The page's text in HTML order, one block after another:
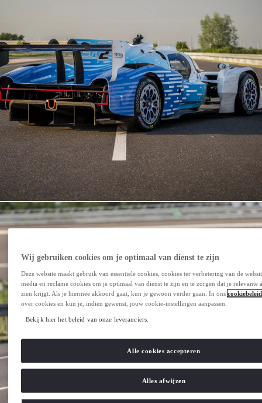
Wij gebruiken cookies om je optimaal van dienst te zijn
Deze website maakt gebruik van essentiële cookies, cookies ter verbetering van de
media en reclame cookies om je optimaal van dienst te zijn en te zorgen dat je relevante
zien krijgt. Als je hiermee akkoord gaat, kun je gewoon verder gaan. In ons cookiebeleid
over cookies en kun je, indien gewenst, jouw cookie-instellingen aanpassen.
Bekijk hier het beleid van onze leveranciers.
Alles afwijzen
Alle cookies accepteren